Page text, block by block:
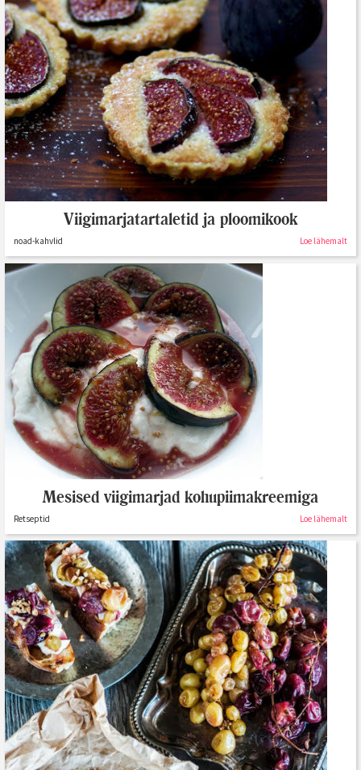
Viigimarjatartaletid ja ploomikook
noad-kahvlid Loe lähemalt
Mesised viigimarjad kohupiimakreemiga
Retseptid Loe lähemalt